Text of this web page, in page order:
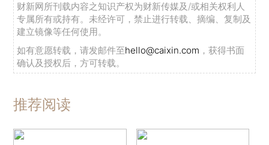
财新网所刊载内容之知识产权为财新传媒及/或相关权利人
专属所有或持有。未经许可，禁止进行转载、摘编、复制及
建立镜像等任何使用。
如有意愿转载，请发邮件至hello@caixin.com ，获得书面
确认及授权后，方可转载。
推荐阅读